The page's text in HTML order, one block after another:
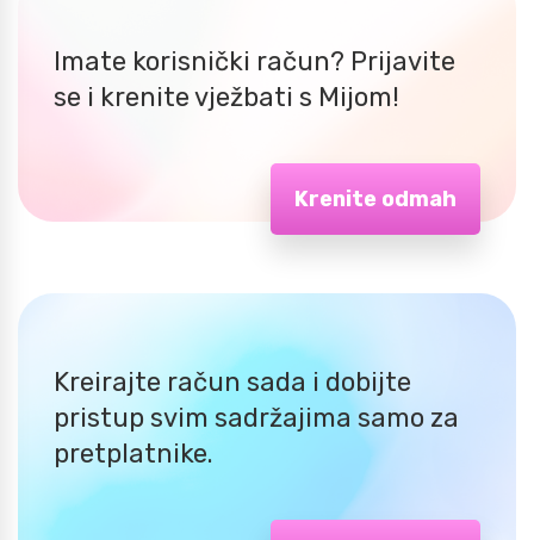
Imate korisnički račun? Prijavite
se i krenite vježbati s Mijom!
Krenite odmah
Kreirajte račun sada i dobijte
pristup svim sadržajima samo za
pretplatnike.